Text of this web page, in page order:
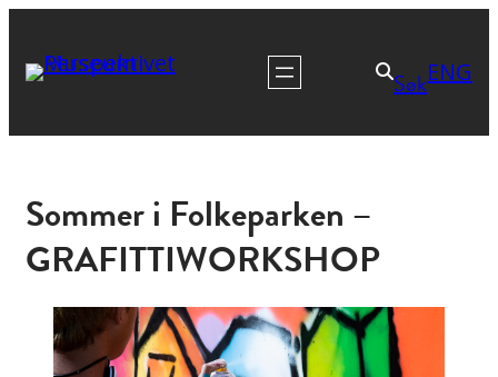
SøkENG
Sommer i Folkeparken –
GRAFITTIWORKSHOP